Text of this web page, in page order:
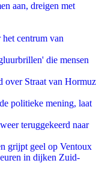
aan, dreigen met
centrum van
die mensen
over Straat van Hormuz
politieke mening, laat
teruggekeerd naar
grijpt geel op Ventoux
in dijken Zuid-